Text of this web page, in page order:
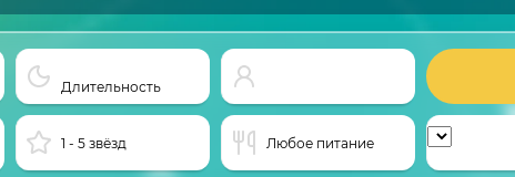
Длительность
1 - 5 звёзд Любое питание